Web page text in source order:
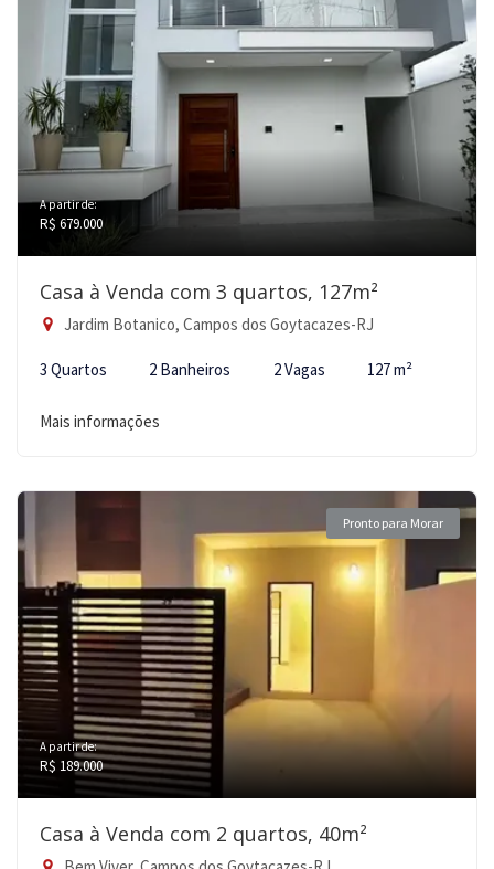
A partir de:
R$ 679.000
Casa à Venda com 3 quartos, 127m²
Jardim Botanico, Campos dos Goytacazes-RJ
3 Quartos 2 Banheiros 2 Vagas 127 m²
Mais informações
Pronto para Morar
A partir de:
R$ 189.000
Casa à Venda com 2 quartos, 40m²